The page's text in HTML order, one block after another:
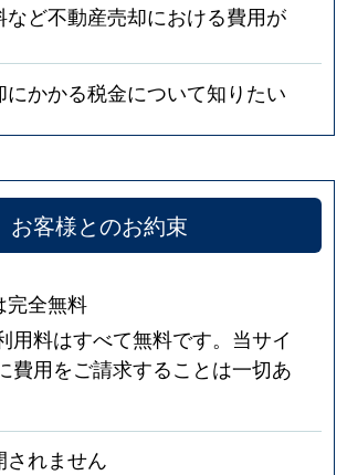
など不動産売却における費用が
にかかる税金について知りたい
お客様とのお約束
完全無料
用料はすべて無料です。当サイ
費用をご請求することは一切あ
されません